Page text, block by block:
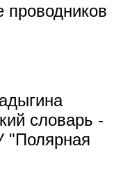
проводников
словарь -
"Полярная